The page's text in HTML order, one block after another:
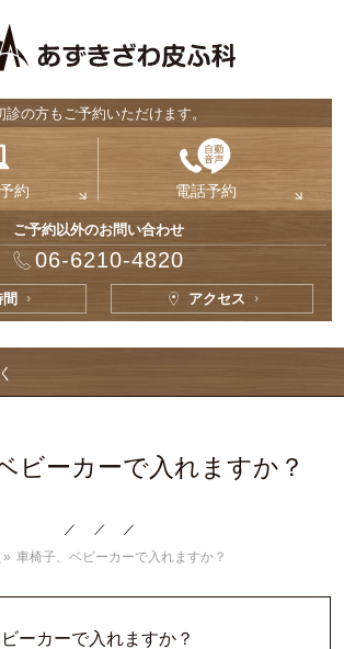
診の方もご予約いただけます。
約 電話予約
ご予約以外のお問い合わせ
06-6210-4820
アクセス
ビーカーで入れますか？
» 車椅子、ベビーカーで入れますか？
ーカーで入れますか？